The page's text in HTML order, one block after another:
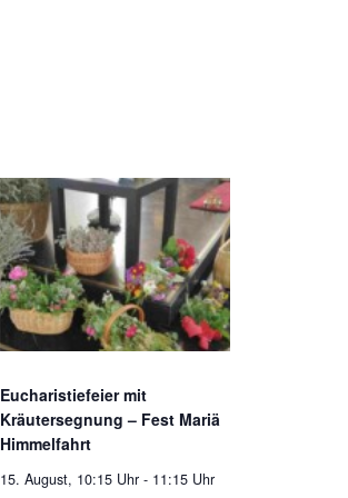
Eucharistiefeier mit
Kräutersegnung – Fest Mariä
Himmelfahrt
15. August, 10:15 Uhr - 11:15 Uhr